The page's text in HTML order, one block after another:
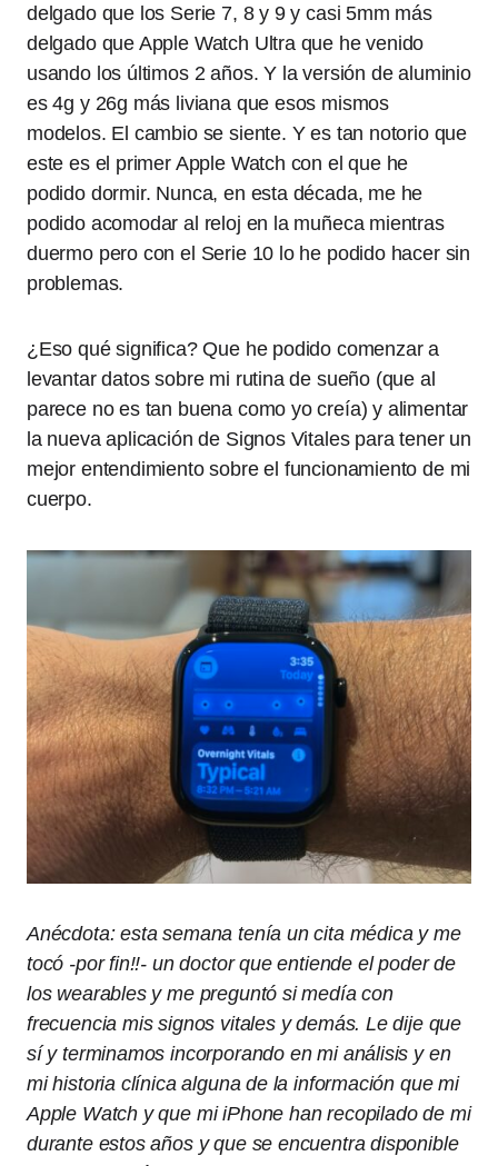
delgado que los Serie 7, 8 y 9 y casi 5mm más
delgado que Apple Watch Ultra que he venido
usando los últimos 2 años. Y la versión de aluminio
es 4g y 26g más liviana que esos mismos
modelos. El cambio se siente. Y es tan notorio que
este es el primer Apple Watch con el que he
podido dormir. Nunca, en esta década, me he
podido acomodar al reloj en la muñeca mientras
duermo pero con el Serie 10 lo he podido hacer sin
problemas.
¿Eso qué significa? Que he podido comenzar a
levantar datos sobre mi rutina de sueño (que al
parece no es tan buena como yo creía) y alimentar
la nueva aplicación de Signos Vitales para tener un
mejor entendimiento sobre el funcionamiento de mi
cuerpo.
Anécdota: esta semana tenía un cita médica y me
tocó -por fin!!- un doctor que entiende el poder de
los wearables y me preguntó si medía con
frecuencia mis signos vitales y demás. Le dije que
sí y terminamos incorporando en mi análisis y en
mi historia clínica alguna de la información que mi
Apple Watch y que mi iPhone han recopilado de mi
durante estos años y que se encuentra disponible